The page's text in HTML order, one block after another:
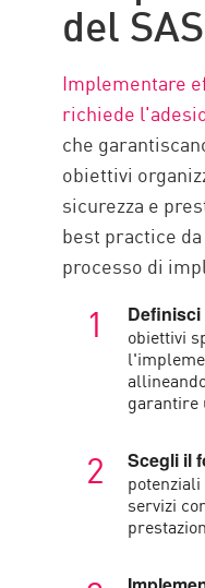
del
Implementare
richiede
che
obiettivi
sicurezza e
best practice
processo di
obiettivi
garantire
Scegli il
servizi